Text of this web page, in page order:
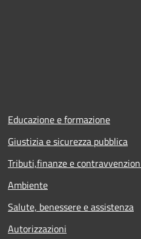
Educazione e formazione
Giustizia e sicurezza pubblica
Tributi,finanze e
Ambiente
Salute, benessere e assistenza
Autorizzazioni